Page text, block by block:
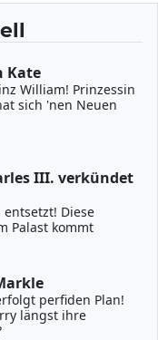
Kate
William! Prinzessin
sich 'nen Neuen
III. verkündet
entsetzt! Diese
Palast kommt
perfiden Plan!
längst ihre